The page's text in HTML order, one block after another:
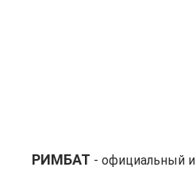
РИМБАТ - официальный